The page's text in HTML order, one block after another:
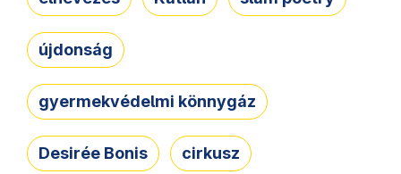
újdonság
gyermekvédelmi könnygáz
Desirée Bonis cirkusz